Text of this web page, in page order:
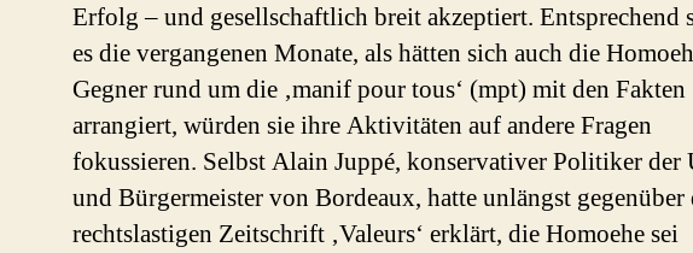
Erfolg – und gesellschaftlich breit akzeptiert. Entsprechend
es die vergangenen Monate, als hätten sich auch die
Gegner rund um die ‚manif pour tous‘ (mpt) mit den Fakten
arrangiert, würden sie ihre Aktivitäten auf andere Fragen
fokussieren. Selbst Alain Juppé, konservativer Politiker der
und Bürgermeister von Bordeaux, hatte unlängst gegenüber
rechtslastigen Zeitschrift ‚Valeurs‘ erklärt, die Homoehe sei